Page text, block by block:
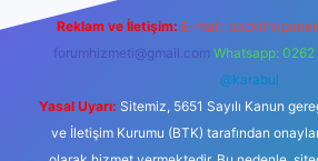
Reklam ve İletişim: E-mail:
forumhizmeti@gmail.com Whatsapp:
@karabul
Yasal Uyarı: Sitemiz, 5651 Sayılı Kanun
ve İletişim Kurumu (BTK) tarafından